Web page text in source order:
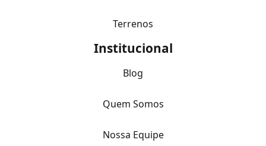
Terrenos
Institucional
Blog
Quem Somos
Nossa Equipe